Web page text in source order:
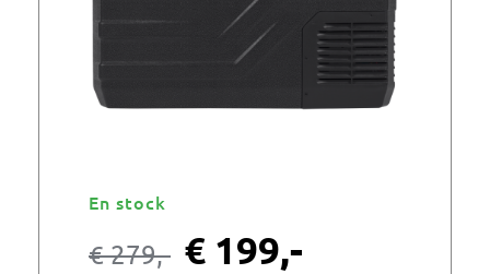
En stock
€279,- € 199,-